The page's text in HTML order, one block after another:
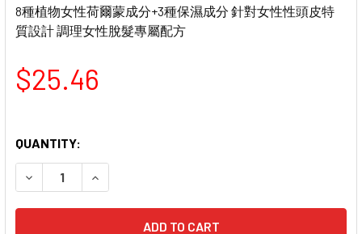
8種植物女性荷爾蒙成分+3種保濕成分 針對女性性頭皮特
質設計 調理女性脫髮專屬配方
$25.46
QUANTITY:
DECREASE QUANTITY OF DR ZERO REDENICAL WOMEN
INCREASE QUANTITY OF DR ZERO